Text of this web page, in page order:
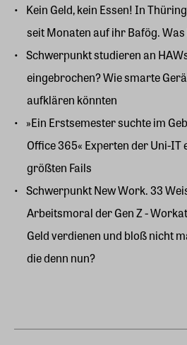
Kein Geld, kein Essen! In
seit Monaten auf ihr Bafög.
Schwerpunkt studieren an
eingebrochen? Wie smarte
aufklären könnten
»Ein Erstsemester suchte im
Office 365« Experten der Uni-IT
größten Fails
Schwerpunkt New Work. 33
Arbeitsmoral der Gen Z -
Geld verdienen und bloß nicht
die denn nun?